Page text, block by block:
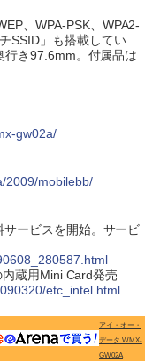
、WPA-PSK、WPA2-
SSID」も搭載してい
き97.6mm。付属品は
gw02a/
2009/mobilebb/
サービスを開始。サービ
蔵用Mini Card発売
etc_intel.html
アイ・オー・
データ WMX-
GW02A